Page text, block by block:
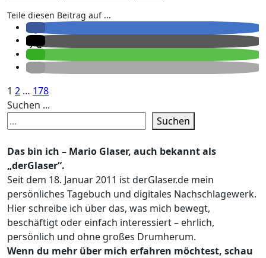
Teile diesen Beitrag auf ...
Seitennummerierung
der
Beiträge
1 2 … 178
Suchen ...
Suchen
Das bin ich – Mario Glaser, auch bekannt als
„derGlaser“.
Seit dem 18. Januar 2011 ist derGlaser.de mein
persönliches Tagebuch und digitales Nachschlagewerk.
Hier schreibe ich über das, was mich bewegt,
beschäftigt oder einfach interessiert – ehrlich,
persönlich und ohne großes Drumherum.
Wenn du mehr über mich erfahren möchtest, schau